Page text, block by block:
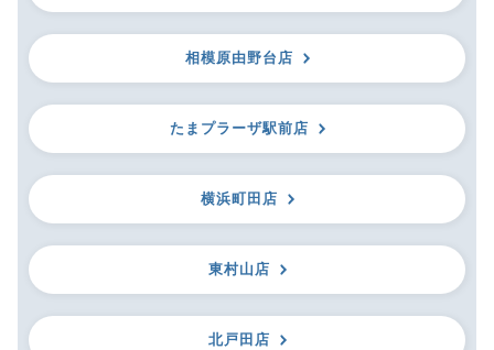
相模原由野台店
たまプラーザ駅前店
横浜町田店
東村山店
北戸田店